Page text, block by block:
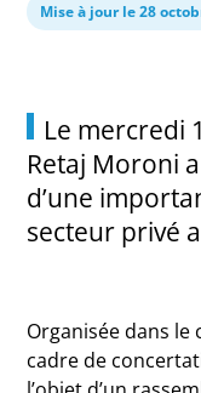
Mise à jour le 28
Le mercredi
Retaj Moroni
d’une
secteur privé
Organisée dans le
cadre de